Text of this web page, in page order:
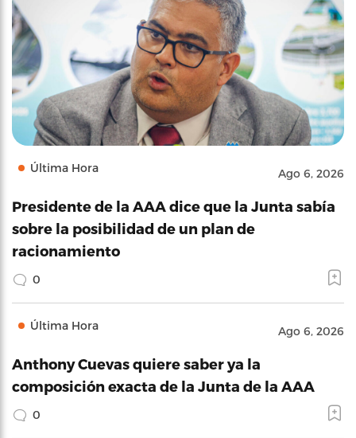
Última Hora Ago 6, 2026
Presidente de la AAA dice que la Junta sabía
sobre la posibilidad de un plan de
racionamiento
0
Última Hora Ago 6, 2026
Anthony Cuevas quiere saber ya la
composición exacta de la Junta de la AAA
0